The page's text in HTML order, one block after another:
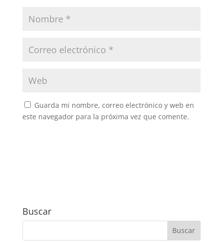
Guarda mi nombre, correo electrónico y web en
este navegador para la próxima vez que comente.
Buscar